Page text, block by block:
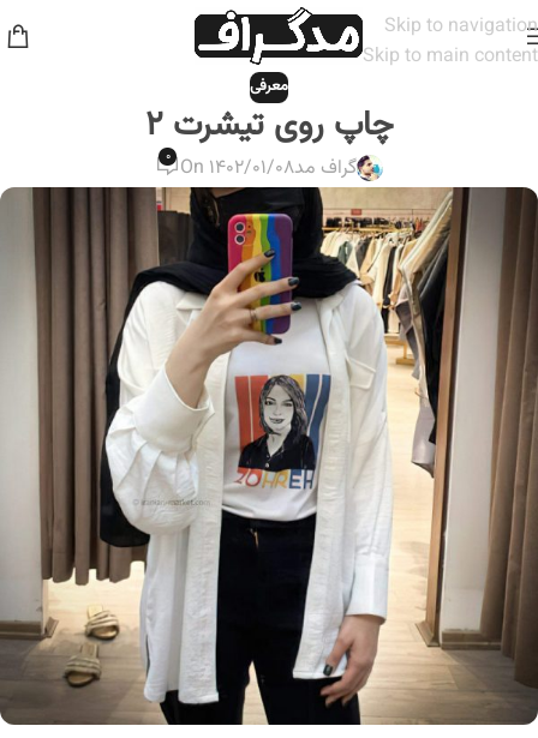
Skip to navigation
Skip to main content
معرفی
چاپ روی تیشرت ۲
گراف مدOn ۱۴۰۲/۰۱/۰۸ ۰